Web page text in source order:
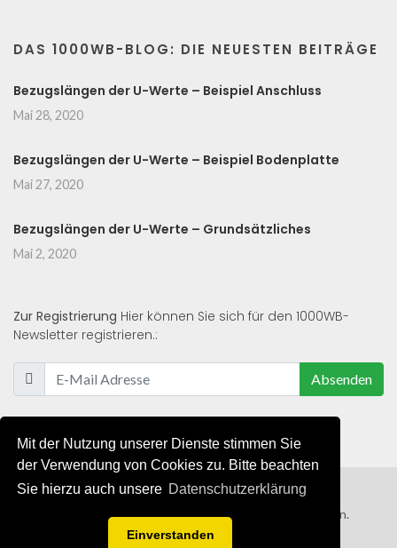
Mit der Nutzung unserer Dienste stimmen Sie
der Verwendung von Cookies zu. Bitte beachten
Sie hierzu auch unsere Datenschutzerklärung
Einverstanden
DAS 1000WB-BLOG: DIE NEUESTEN BEITRÄGE
Bezugslängen der U-Werte – Beispiel Anschluss
Mai 28, 2020
Bezugslängen der U-Werte – Beispiel Bodenplatte
Mai 27, 2020
Bezugslängen der U-Werte – Grundsätzliches
Mai 2, 2020
Zur Registrierung Hier können Sie sich für den 1000WB-
Newsletter registrieren.:
Absenden
© 2019 - 2021 - Alle Rechte von 1000WB vorbehalten.
AGB/Datenschutzerklärung